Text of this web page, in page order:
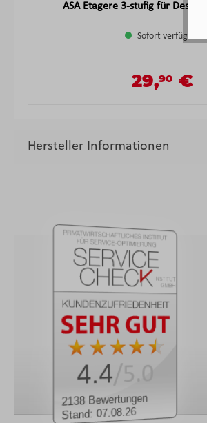
ASA Etagere 3-stufig für
Sofort verfügbar
Regulärer Preis:
29,90 €
Hersteller Informationen
2138 Bewertungen
Stand: 07.08.26
4.4/5.0